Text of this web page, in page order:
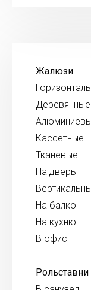
Жалюзи
Деревянные
Кассетные
Тканевые
На дверь
На балкон
На кухню
В офис
Рольставни